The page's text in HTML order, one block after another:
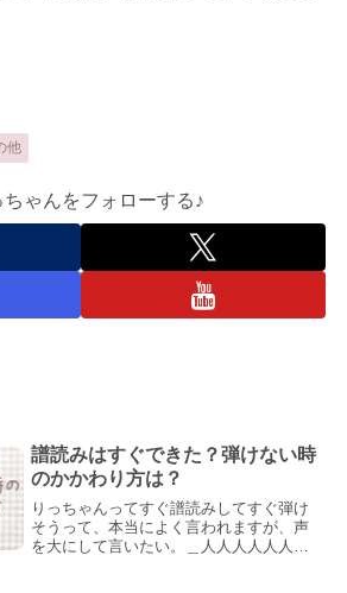
他
ちゃんをフォローする♪
譜読みはすぐできた？弾けない時
のかかわり方は？
りっちゃんってすぐ譜読みしてすぐ弾け
そうって、本当によく言われますが、声
を大にして言いたい。＿人人人人人人人